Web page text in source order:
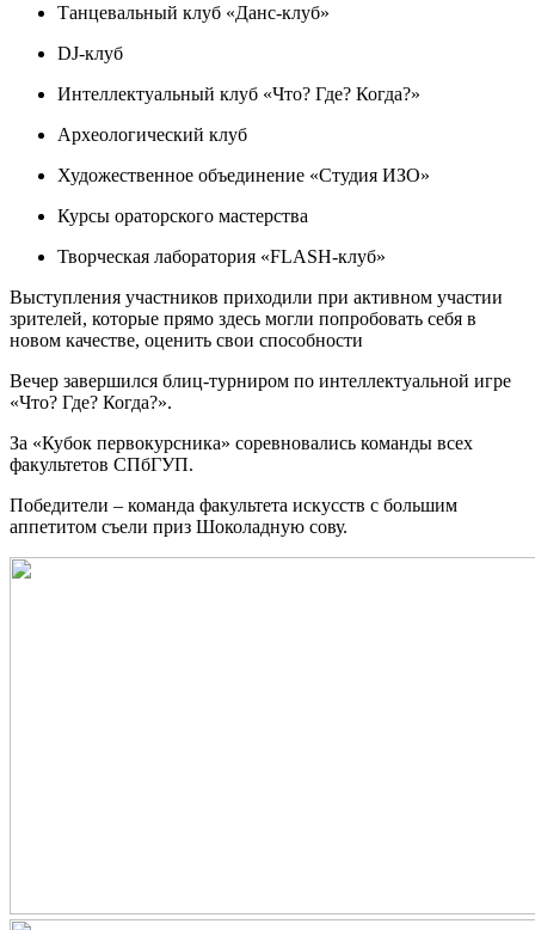
Танцевальный клуб «Данс-клуб»
DJ-клуб
Интеллектуальный клуб «Что? Где? Когда?»
Археологический клуб
Художественное объединение «Студия ИЗО»
Курсы ораторского мастерства
Творческая лаборатория «FLASH-клуб»
Выступления участников приходили при активном участии
зрителей, которые прямо здесь могли попробовать себя в
новом качестве, оценить свои способности
Вечер завершился блиц-турниром по интеллектуальной игре
«Что? Где? Когда?».
За «Кубок первокурсника» соревновались команды всех
факультетов СПбГУП.
Победители – команда факультета искусств с большим
аппетитом съели приз Шоколадную сову.